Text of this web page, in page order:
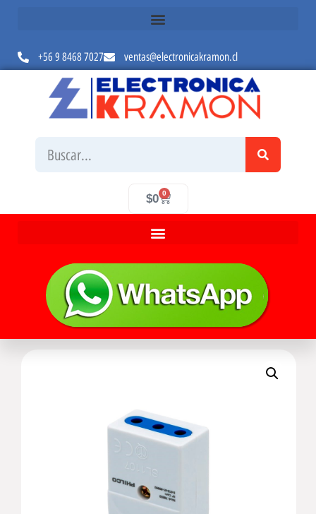
+56 9 8468 7027 ventas@electronicakramon.cl
$0 0